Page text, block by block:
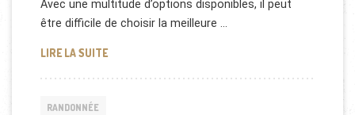
Avec une multitude d’options disponibles, il peut
être difficile de choisir la meilleure …
LIRE LA SUITEMEILLEURES APPLICATIONS DE RANDONNÉE :
RANDONNÉE